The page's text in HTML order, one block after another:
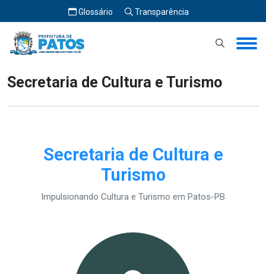
Glossário Transparência
Início Secretaria de Cultura e Turismo
Secretaria de Cultura e Turismo
Secretaria de Cultura e
Turismo
Impulsionando Cultura e Turismo em Patos-PB